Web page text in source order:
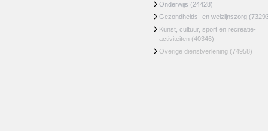
Onderwijs (24428)
Gezondheids- en welzijnszorg
Kunst, cultuur, sport en recreatie-
activiteiten (40346)
Overige dienstverlening (74958)